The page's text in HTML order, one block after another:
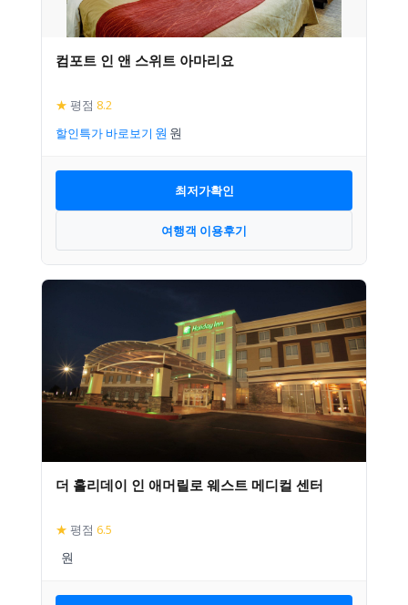
컴포트 인 앤 스위트 아마리요
★ 평점 8.2
할인특가 바로보기
최저가확인
여행객 이용후기
더 홀리데이 인 애머릴로 웨스트 메디컬 센터
★ 평점 6.5